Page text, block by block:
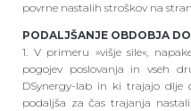
povrne nastalih stroškov na
PODALJŠANJE OBDOBJA
1. V primeru »višje sile«,
pogojev poslovanja in vseh
DSynergy-lab in ki trajajo dlje
podaljša za čas trajanja